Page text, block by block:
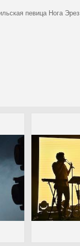
певица Нога